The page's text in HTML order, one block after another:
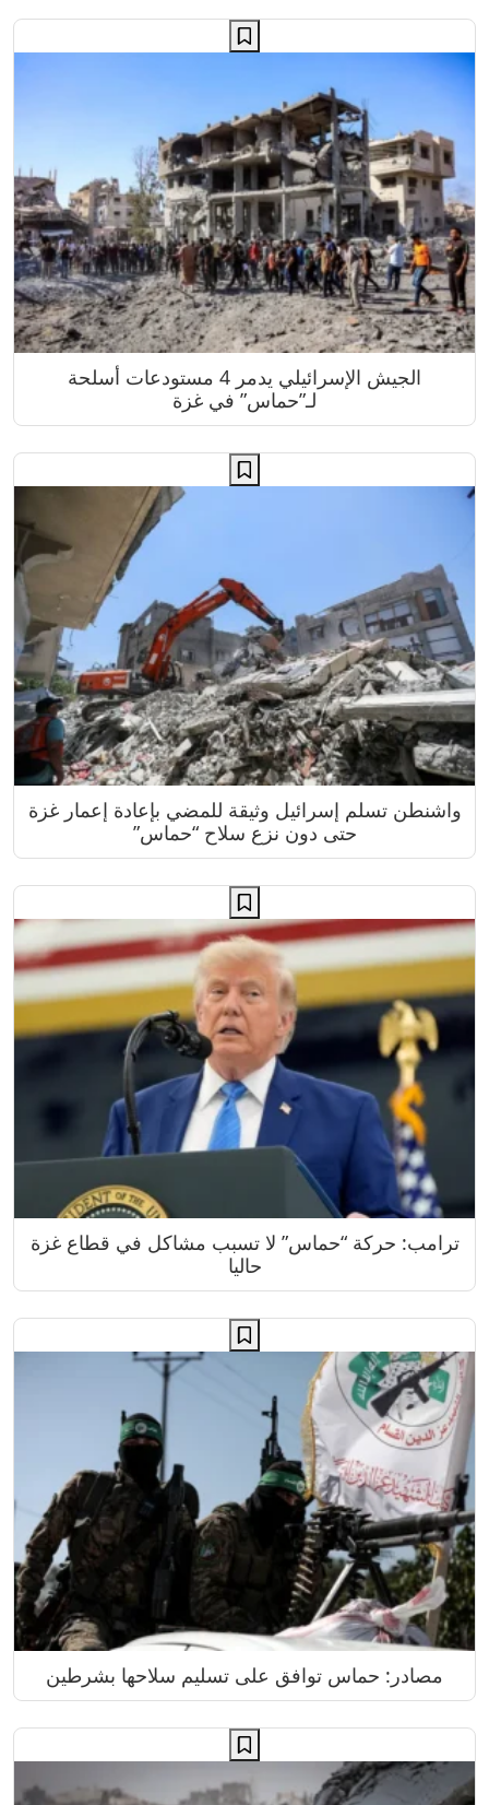
الجيش الإسرائيلي يدمر 4 مستودعات أسلحة
لـ”حماس” في غزة
واشنطن تسلم إسرائيل وثيقة للمضي بإعادة إعمار غزة
حتى دون نزع سلاح “حماس”
ترامب: حركة “حماس” لا تسبب مشاكل في قطاع غزة
حاليا
مصادر: حماس توافق على تسليم سلاحها بشرطين